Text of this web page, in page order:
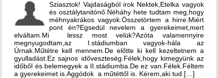
Sziasztok! Vajdaságból irok Nektek,Etelka vagyok
és osztálytanitónő.Néháhy hete tudtam meg,hogy
méhnyakrákos vagyok.Összetörtem a hirre.Miért
pont én?Egsedül nevelem a gyerekeimet,mert
elváltam.Mi lessz most velük?Azóta valamennyire
megnyugodtam,az I.stádiumban vagyok-hála az
Úrnak.Műtétre kell mennem.De előtte ki kell kezeltetnem a
gyulladást.Ez sajnos időveszteség.Félek,hogy kimegyünk az
időből és belemegyek a II.stádiumba.De ez van.Félek.Féltem
a gyerekeimet is.Aggódok a műtéttől is. Kérem,aki tud […]